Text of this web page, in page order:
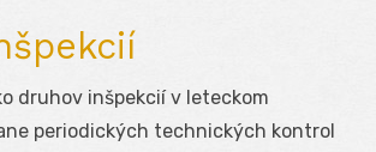
druhov inšpekcií v leteckom
periodických technických kontrol